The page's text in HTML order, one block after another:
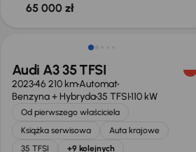
65 000 zł
Taniej o 1 500 zł
Audi A3 35 TFSI
202346 210 kmAutomat
Benzyna + Hybryda35 TFSI110 kW
Od pierwszego właściciela
Książka serwisowa
Auta krajowe
35 TFSI
+9 kolejnych